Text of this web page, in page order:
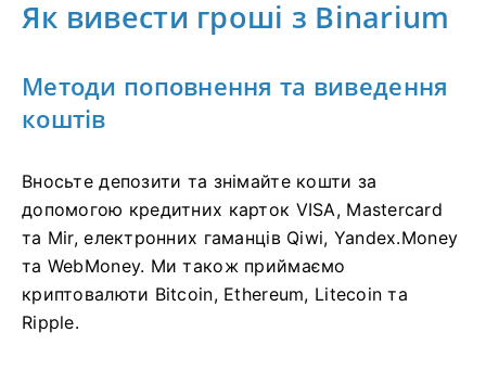
Як вивести гроші з Binarium
Методи поповнення та виведення
коштів
Вносьте депозити та знімайте кошти за
допомогою кредитних карток VISA, Mastercard
та Mir, електронних гаманців Qiwi, Yandex.Money
та WebMoney. Ми також приймаємо
криптовалюти Bitcoin, Ethereum, Litecoin та
Ripple.